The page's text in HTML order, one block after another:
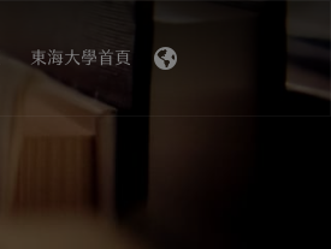
東海大學首頁